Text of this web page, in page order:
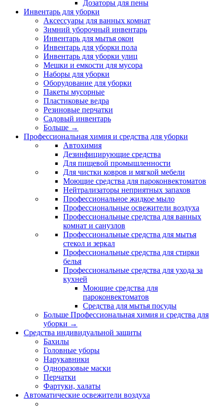
Дозаторы для пены
Инвентарь для уборки
Аксессуары для ванных комнат
Зимний уборочный инвентарь
Инвентарь для мытья окон
Инвентарь для уборки пола
Инвентарь для уборки улиц
Мешки и емкости для мусора
Наборы для уборки
Оборудование для уборки
Пакеты мусорные
Пластиковые ведра
Резиновые перчатки
Садовый инвентарь
Больше →
Профессиональная химия и средства для уборки
Автохимия
Дезинфицирующие средства
Для пищевой промышленности
Для чистки ковров и мягкой мебели
Моющие средства для пароконвектоматов
Нейтрализаторы неприятных запахов
Профессиональное жидкое мыло
Профессиональные освежители воздуха
Профессиональные средства для ванных
комнат и санузлов
Профессиональные средства для мытья
стекол и зеркал
Профессиональные средства для стирки
белья
Профессиональные средства для ухода за
кухней
Моющие средства для
пароконвектоматов
Средства для мытья посуды
Больше Профессиональная химия и средства для
уборки →
Средства индивидуальной защиты
Бахилы
Головные уборы
Нарукавники
Одноразовые маски
Перчатки
Фартуки, халаты
Автоматические освежители воздуха